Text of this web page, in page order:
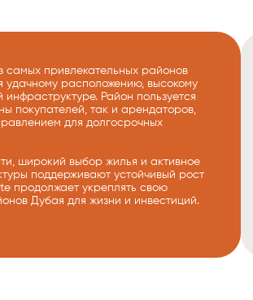
самых привлекательных районов
удачному расположению, высокому
инфраструктуре. Район пользуется
покупателей, так и арендаторов,
для долгосрочных
широкий выбор жилья и активное
поддерживают устойчивый рост
продолжает укреплять свою
Дубая для жизни и инвестиций.